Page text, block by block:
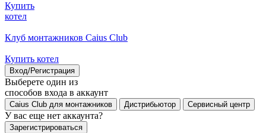
Купить
котел
Клуб монтажников Caius Club
Купить котел
Вход/Регистрация
Выберете один из
способов входа в аккаунт
Caius Club для монтажников Дистрибьютор Сервисный центр
У вас еще нет аккаунта?
Зарегистрироваться